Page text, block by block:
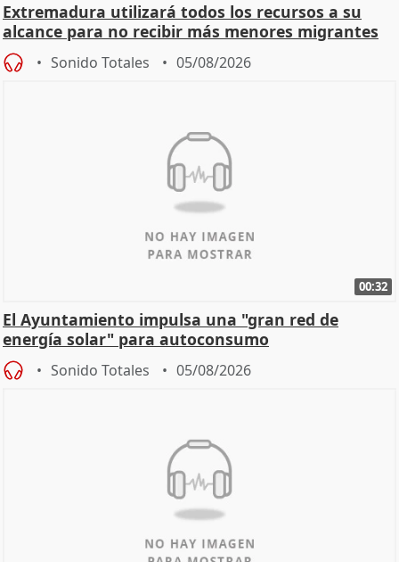
Extremadura utilizará todos los recursos a su
alcance para no recibir más menores migrantes
Sonido Totales 05/08/2026
00:32
El Ayuntamiento impulsa una "gran red de
energía solar" para autoconsumo
Sonido Totales 05/08/2026